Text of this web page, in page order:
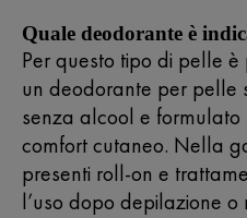
Quale deodorante è
Per questo tipo di pelle
un deodorante per pelle
senza alcool e formulato
comfort cutaneo. Nella
presenti roll-on e
l’uso dopo depilazione o